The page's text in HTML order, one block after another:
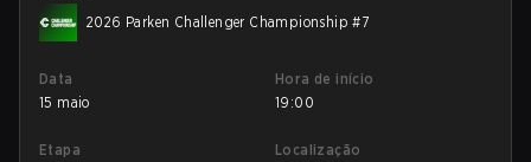
2026 Parken Challenger Championship #7
Data
15 maio
Hora de início
19:00
Etapa
Localização